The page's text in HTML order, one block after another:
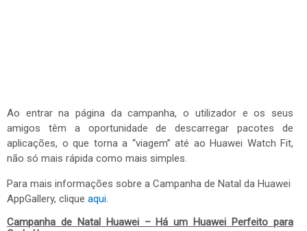
Ao entrar na página da campanha, o utilizador e os seus
amigos têm a oportunidade de descarregar pacotes de
aplicações, o que torna a “viagem” até ao Huawei Watch Fit,
não só mais rápida como mais simples.
Para mais informações sobre a Campanha de Natal da Huawei
AppGallery, clique aqui.
Campanha de Natal Huawei – Há um Huawei Perfeito para